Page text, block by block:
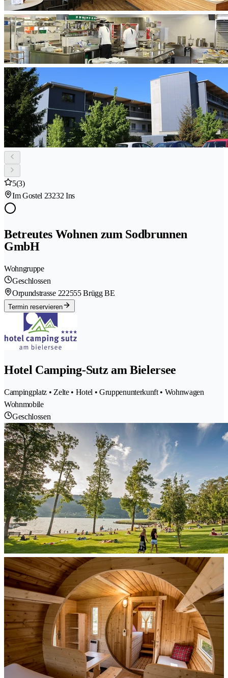
5(3)
Im Gostel 23232 Ins
Betreutes Wohnen zum Sodbrunnen
GmbH
Wohngruppe
Geschlossen
Orpundstrasse 222555 Brügg BE
Termin reservieren
Hotel Camping-Sutz am Bielersee
Campingplatz • Zelte • Hotel • Gruppenunterkunft • Wohnwagen
Wohnmobile
Geschlossen